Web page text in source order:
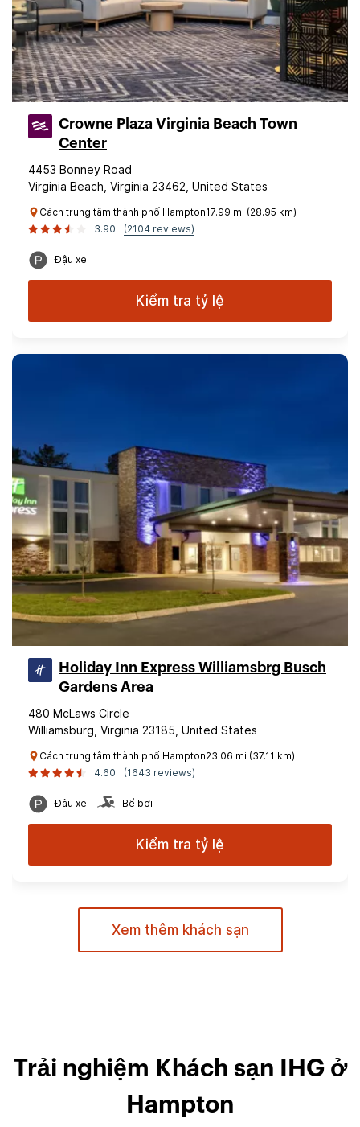
Crowne Plaza Virginia Beach Town
Center
4453 Bonney Road
Virginia Beach, Virginia 23462, United States
Cách trung tâm thành phố Hampton17.99 mi (28.95 km)
3.90
(2104 reviews)
Đậu xe
Kiểm tra tỷ lệ
Holiday Inn Express Williamsbrg Busch
Gardens Area
480 McLaws Circle
Williamsburg, Virginia 23185, United States
Cách trung tâm thành phố Hampton23.06 mi (37.11 km)
4.60
(1643 reviews)
Đậu xe Bể bơi
Kiểm tra tỷ lệ
Xem thêm khách sạn
Trải nghiệm Khách sạn IHG ở
Hampton